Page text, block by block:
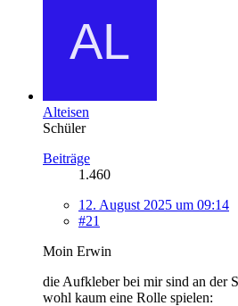
Alteisen
Schüler
Beiträge
1.460
12. August 2025 um 09:14
#21
Moin Erwin
die Aufkleber bei mir sind an der
wohl kaum eine Rolle spielen: